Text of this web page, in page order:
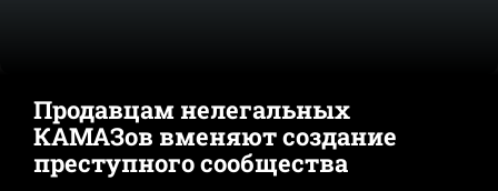
Продавцам нелегальных
КАМАЗов вменяют создание
преступного сообщества